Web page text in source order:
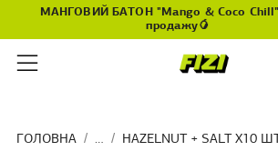
МАНГОВИЙ БАТОН "Mango & Coco
продажу🥭
Меню
ГОЛОВНА … HAZELNUT + SALT X10